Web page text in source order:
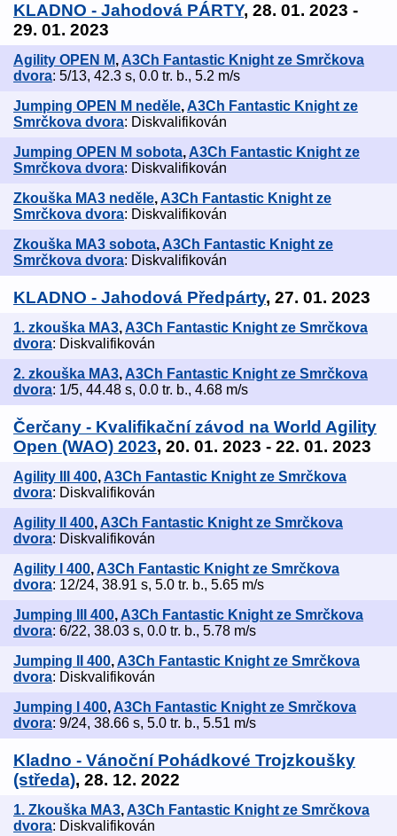
KLADNO - Jahodová PÁRTY, 28. 01. 2023 -
29. 01. 2023
Agility OPEN M, A3Ch Fantastic Knight ze Smrčkova
dvora: 5/13, 42.3 s, 0.0 tr. b., 5.2 m/s
Jumping OPEN M neděle,A3Ch Fantastic Knight ze
Smrčkova dvora: Diskvalifikován
Jumping OPEN M sobota, A3Ch Fantastic Knight ze
Smrčkova dvora: Diskvalifikován
Zkouška MA3 neděle,A3Ch Fantastic Knight ze
Smrčkova dvora: Diskvalifikován
Zkouška MA3 sobota, A3Ch Fantastic Knight ze
Smrčkova dvora: Diskvalifikován
KLADNO - Jahodová Předpárty, 27. 01. 2023
1. zkouška MA3,A3Ch Fantastic Knight ze Smrčkova
dvora: Diskvalifikován
2. zkouška MA3, A3Ch Fantastic Knight ze Smrčkova
dvora: 1/5, 44.48 s, 0.0 tr. b., 4.68 m/s
Čerčany - Kvalifikační závod na World Agility
Open (WAO) 2023, 20. 01. 2023 - 22. 01. 2023
Agility III 400,A3Ch Fantastic Knight ze Smrčkova
dvora: Diskvalifikován
Agility II 400, A3Ch Fantastic Knight ze Smrčkova
dvora: Diskvalifikován
Agility I 400,A3Ch Fantastic Knight ze Smrčkova
dvora: 12/24, 38.91 s, 5.0 tr. b., 5.65 m/s
Jumping III 400, A3Ch Fantastic Knight ze Smrčkova
dvora: 6/22, 38.03 s, 0.0 tr. b., 5.78 m/s
Jumping II 400,A3Ch Fantastic Knight ze Smrčkova
dvora: Diskvalifikován
Jumping I 400, A3Ch Fantastic Knight ze Smrčkova
dvora: 9/24, 38.66 s, 5.0 tr. b., 5.51 m/s
Kladno - Vánoční Pohádkové Trojzkoušky
(středa), 28. 12. 2022
1. Zkouška MA3,A3Ch Fantastic Knight ze Smrčkova
dvora: Diskvalifikován